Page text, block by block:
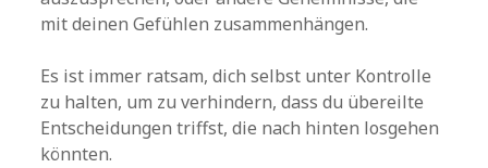
mit deinen Gefühlen zusammenhängen.
Es ist immer ratsam, dich selbst unter Kontrolle
zu halten, um zu verhindern, dass du übereilte
Entscheidungen triffst, die nach hinten losgehen
könnten.